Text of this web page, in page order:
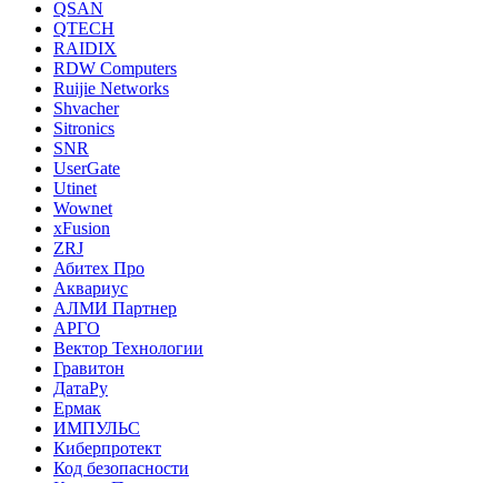
QSAN
QTECH
RAIDIX
RDW Computers
Ruijie Networks
Shvacher
Sitronics
SNR
UserGate
Utinet
Wownet
xFusion
ZRJ
Абитех Про
Аквариус
АЛМИ Партнер
АРГО
Вектор Технологии
Гравитон
ДатаРу
Ермак
ИМПУЛЬС
Киберпротект
Код безопасности